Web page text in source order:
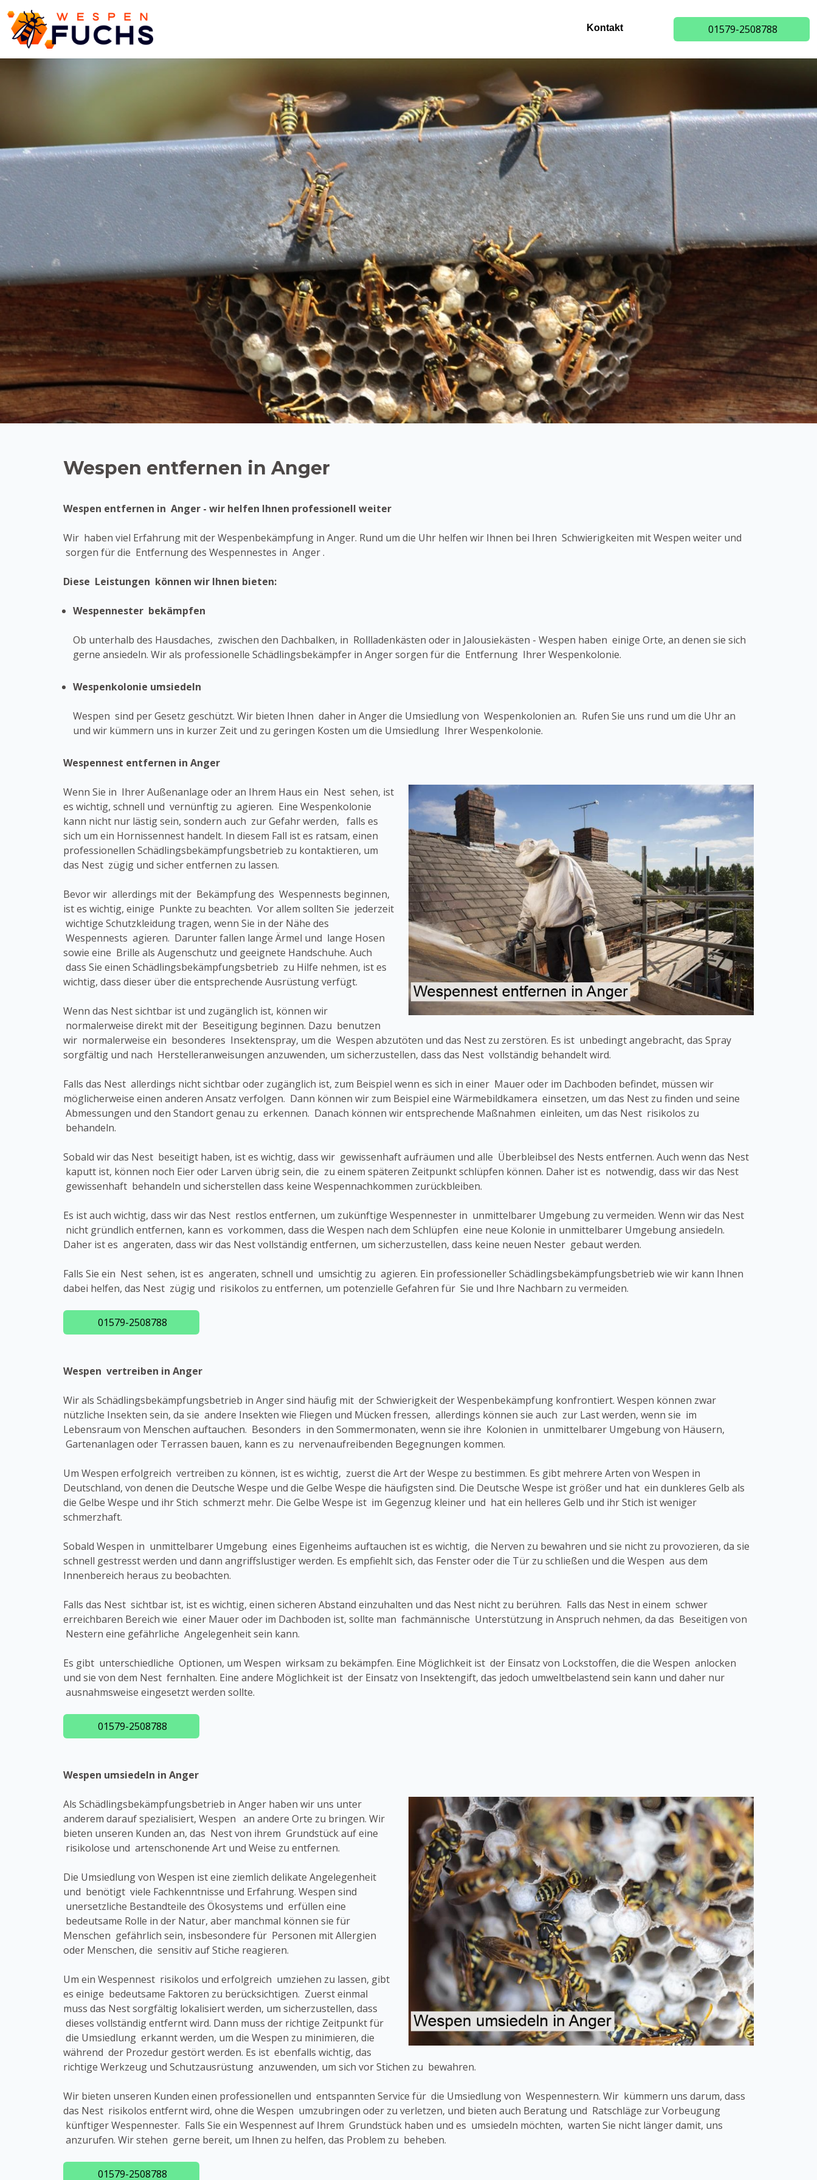
Kontakt 01579-2508788
Wespen entfernen in Anger
Wespen entfernen in Anger - wir helfen Ihnen professionell weiter
Wir haben viel Erfahrung mit der Wespenbekämpfung in Anger. Rund um die Uhr helfen wir Ihnen bei Ihren Schwierigkeiten mit Wespen weiter und
sorgen für die Entfernung des Wespennestes in Anger .
Diese Leistungen können wir Ihnen bieten:
Wespennester bekämpfen
Ob unterhalb des Hausdaches, zwischen den Dachbalken, in Rollladenkästen oder in Jalousiekästen - Wespen haben einige Orte, an denen sie sich
gerne ansiedeln. Wir als professionelle Schädlingsbekämpfer in Anger sorgen für die Entfernung Ihrer Wespenkolonie.
Wespenkolonie umsiedeln
Wespen sind per Gesetz geschützt. Wir bieten Ihnen daher in Anger die Umsiedlung von Wespenkolonien an. Rufen Sie uns rund um die Uhr an
und wir kümmern uns in kurzer Zeit und zu geringen Kosten um die Umsiedlung Ihrer Wespenkolonie.
Wespennest entfernen in Anger
Wenn Sie in Ihrer Außenanlage oder an Ihrem Haus ein Nest sehen, ist
es wichtig, schnell und vernünftig zu agieren. Eine Wespenkolonie
kann nicht nur lästig sein, sondern auch zur Gefahr werden, falls es
sich um ein Hornissennest handelt. In diesem Fall ist es ratsam, einen
professionellen Schädlingsbekämpfungsbetrieb zu kontaktieren, um
das Nest zügig und sicher entfernen zu lassen.
Bevor wir allerdings mit der Bekämpfung des Wespennests beginnen,
ist es wichtig, einige Punkte zu beachten. Vor allem sollten Sie jederzeit
wichtige Schutzkleidung tragen, wenn Sie in der Nähe des
Wespennests agieren. Darunter fallen lange Ärmel und lange Hosen
sowie eine Brille als Augenschutz und geeignete Handschuhe. Auch
dass Sie einen Schädlingsbekämpfungsbetrieb zu Hilfe nehmen, ist es
wichtig, dass dieser über die entsprechende Ausrüstung verfügt.
Wenn das Nest sichtbar ist und zugänglich ist, können wir
normalerweise direkt mit der Beseitigung beginnen. Dazu benutzen
wir normalerweise ein besonderes Insektenspray, um die Wespen abzutöten und das Nest zu zerstören. Es ist unbedingt angebracht, das Spray
sorgfältig und nach Herstelleranweisungen anzuwenden, um sicherzustellen, dass das Nest vollständig behandelt wird.
Falls das Nest allerdings nicht sichtbar oder zugänglich ist, zum Beispiel wenn es sich in einer Mauer oder im Dachboden befindet, müssen wir
möglicherweise einen anderen Ansatz verfolgen. Dann können wir zum Beispiel eine Wärmebildkamera einsetzen, um das Nest zu finden und seine
Abmessungen und den Standort genau zu erkennen. Danach können wir entsprechende Maßnahmen einleiten, um das Nest risikolos zu
behandeln.
Sobald wir das Nest beseitigt haben, ist es wichtig, dass wir gewissenhaft aufräumen und alle Überbleibsel des Nests entfernen. Auch wenn das Nest
kaputt ist, können noch Eier oder Larven übrig sein, die zu einem späteren Zeitpunkt schlüpfen können. Daher ist es notwendig, dass wir das Nest
gewissenhaft behandeln und sicherstellen dass keine Wespennachkommen zurückbleiben.
Es ist auch wichtig, dass wir das Nest restlos entfernen, um zukünftige Wespennester in unmittelbarer Umgebung zu vermeiden. Wenn wir das Nest
nicht gründlich entfernen, kann es vorkommen, dass die Wespen nach dem Schlüpfen eine neue Kolonie in unmittelbarer Umgebung ansiedeln.
Daher ist es angeraten, dass wir das Nest vollständig entfernen, um sicherzustellen, dass keine neuen Nester gebaut werden.
Falls Sie ein Nest sehen, ist es angeraten, schnell und umsichtig zu agieren. Ein professioneller Schädlingsbekämpfungsbetrieb wie wir kann Ihnen
dabei helfen, das Nest zügig und risikolos zu entfernen, um potenzielle Gefahren für Sie und Ihre Nachbarn zu vermeiden.
01579-2508788
Wespen vertreiben in Anger
Wir als Schädlingsbekämpfungsbetrieb in Anger sind häufig mit der Schwierigkeit der Wespenbekämpfung konfrontiert. Wespen können zwar
nützliche Insekten sein, da sie andere Insekten wie Fliegen und Mücken fressen, allerdings können sie auch zur Last werden, wenn sie im
Lebensraum von Menschen auftauchen. Besonders in den Sommermonaten, wenn sie ihre Kolonien in unmittelbarer Umgebung von Häusern,
Gartenanlagen oder Terrassen bauen, kann es zu nervenaufreibenden Begegnungen kommen.
Um Wespen erfolgreich vertreiben zu können, ist es wichtig, zuerst die Art der Wespe zu bestimmen. Es gibt mehrere Arten von Wespen in
Deutschland, von denen die Deutsche Wespe und die Gelbe Wespe die häufigsten sind. Die Deutsche Wespe ist größer und hat ein dunkleres Gelb als
die Gelbe Wespe und ihr Stich schmerzt mehr. Die Gelbe Wespe ist im Gegenzug kleiner und hat ein helleres Gelb und ihr Stich ist weniger
schmerzhaft.
Sobald Wespen in unmittelbarer Umgebung eines Eigenheims auftauchen ist es wichtig, die Nerven zu bewahren und sie nicht zu provozieren, da sie
schnell gestresst werden und dann angriffslustiger werden. Es empfiehlt sich, das Fenster oder die Tür zu schließen und die Wespen aus dem
Innenbereich heraus zu beobachten.
Falls das Nest sichtbar ist, ist es wichtig, einen sicheren Abstand einzuhalten und das Nest nicht zu berühren. Falls das Nest in einem schwer
erreichbaren Bereich wie einer Mauer oder im Dachboden ist, sollte man fachmännische Unterstützung in Anspruch nehmen, da das Beseitigen von
Nestern eine gefährliche Angelegenheit sein kann.
Es gibt unterschiedliche Optionen, um Wespen wirksam zu bekämpfen. Eine Möglichkeit ist der Einsatz von Lockstoffen, die die Wespen anlocken
und sie von dem Nest fernhalten. Eine andere Möglichkeit ist der Einsatz von Insektengift, das jedoch umweltbelastend sein kann und daher nur
ausnahmsweise eingesetzt werden sollte.
01579-2508788
Wespen umsiedeln in Anger
Als Schädlingsbekämpfungsbetrieb in Anger haben wir uns unter
anderem darauf spezialisiert, Wespen an andere Orte zu bringen. Wir
bieten unseren Kunden an, das Nest von ihrem Grundstück auf eine
risikolose und artenschonende Art und Weise zu entfernen.
Die Umsiedlung von Wespen ist eine ziemlich delikate Angelegenheit
und benötigt viele Fachkenntnisse und Erfahrung. Wespen sind
unersetzliche Bestandteile des Ökosystems und erfüllen eine
bedeutsame Rolle in der Natur, aber manchmal können sie für
Menschen gefährlich sein, insbesondere für Personen mit Allergien
oder Menschen, die sensitiv auf Stiche reagieren.
Um ein Wespennest risikolos und erfolgreich umziehen zu lassen, gibt
es einige bedeutsame Faktoren zu berücksichtigen. Zuerst einmal
muss das Nest sorgfältig lokalisiert werden, um sicherzustellen, dass
dieses vollständig entfernt wird. Dann muss der richtige Zeitpunkt für
die Umsiedlung erkannt werden, um die Wespen zu minimieren, die
während der Prozedur gestört werden. Es ist ebenfalls wichtig, das
richtige Werkzeug und Schutzausrüstung anzuwenden, um sich vor Stichen zu bewahren.
Wir bieten unseren Kunden einen professionellen und entspannten Service für die Umsiedlung von Wespennestern. Wir kümmern uns darum, dass
das Nest risikolos entfernt wird, ohne die Wespen umzubringen oder zu verletzen, und bieten auch Beratung und Ratschläge zur Vorbeugung
künftiger Wespennester. Falls Sie ein Wespennest auf Ihrem Grundstück haben und es umsiedeln möchten, warten Sie nicht länger damit, uns
anzurufen. Wir stehen gerne bereit, um Ihnen zu helfen, das Problem zu beheben.
01579-2508788